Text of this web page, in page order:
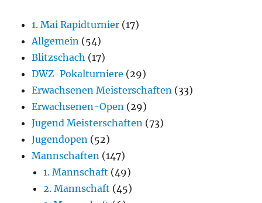
1. Mai Rapidturnier (17)
Allgemein (54)
Blitzschach (17)
DWZ-Pokalturniere (29)
Erwachsenen Meisterschaften (33)
Erwachsenen-Open (29)
Jugend Meisterschaften (73)
Jugendopen (52)
Mannschaften (147)
1. Mannschaft (49)
2. Mannschaft (45)